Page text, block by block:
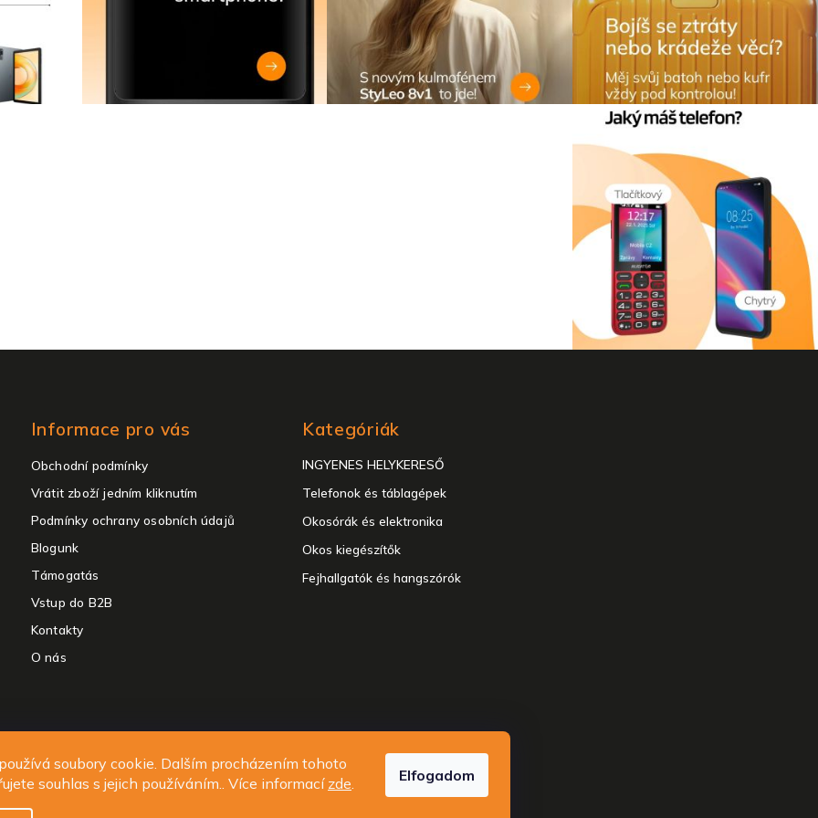
soubory cookie. Dalším procházením tohoto
souhlas s jejich používáním.. Více informací zde. Elfogadom
Informace pro vás
Obchodní podmínky
Vrátit zboží jedním kliknutím
Podmínky ochrany osobních údajů
Blogunk
Támogatás
Vstup do B2B
Kontakty
O nás
átugrása
Kategóriák
INGYENES HELYKERESŐ
Telefonok és táblagépek
Okosórák és elektronika
Okos kiegészítők
Fejhallgatók és hangszórók
2026 ALIGATOR - telefony, chytré hodinky a příslušenství . Minden jog fenntartva.
Süti beállítások szerkesztése